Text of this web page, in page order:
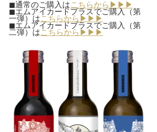
◼︎通常のご購入はこちらから▶︎▶︎▶︎
◼︎エムアイカードプラスでご購入（第
一弾）はこちらから▶︎▶︎▶︎
◼︎エムアイカードプラスでご購入（第
二弾）はこちらから▶︎▶︎▶︎